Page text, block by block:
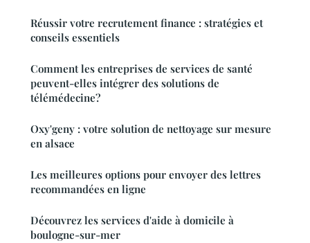
Réussir votre recrutement finance : stratégies et
conseils essentiels
Comment les entreprises de services de santé
peuvent-elles intégrer des solutions de
télémédecine?
Oxy'geny : votre solution de nettoyage sur mesure
en alsace
Les meilleures options pour envoyer des lettres
recommandées en ligne
Découvrez les services d'aide à domicile à
boulogne-sur-mer